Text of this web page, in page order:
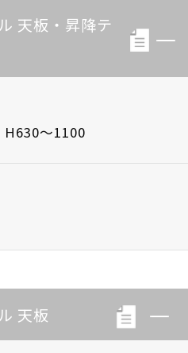
天板・昇降テ
H630～1100
天板